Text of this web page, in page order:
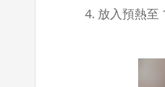
放入預熱至